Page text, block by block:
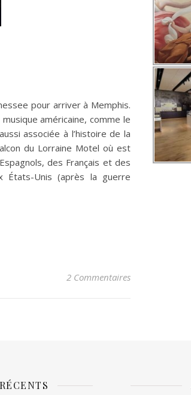
pour arriver à Memphis.
américaine, comme le
associée à l’histoire de la
du Lorraine Motel où est
des Français et des
États-Unis (après la guerre
2 Commentaires